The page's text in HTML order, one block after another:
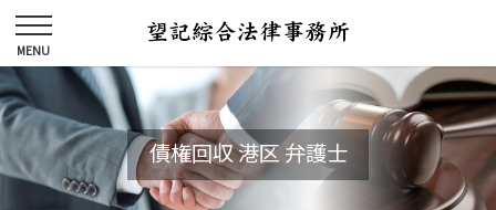
債権回収 港区 弁護士